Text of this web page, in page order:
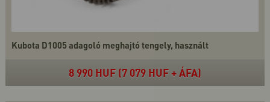
Kubota D1005 adagoló meghajtó tengely, használt
8 990 HUF (7 079 HUF + ÁFA)